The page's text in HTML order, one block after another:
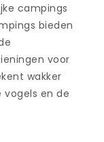
campings
bieden
voor
wakker
en de